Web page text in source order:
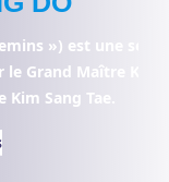
») est une série
Maître Kim
Sang Tae.